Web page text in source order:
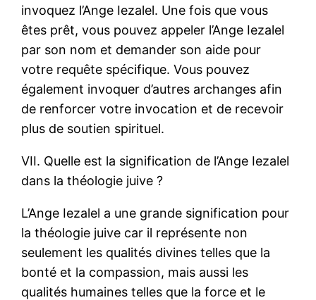
invoquez l’Ange Iezalel. Une fois que vous
êtes prêt, vous pouvez appeler l’Ange Iezalel
par son nom et demander son aide pour
votre requête spécifique. Vous pouvez
également invoquer d’autres archanges afin
de renforcer votre invocation et de recevoir
plus de soutien spirituel.
VII. Quelle est la signification de l’Ange Iezalel
dans la théologie juive ?
L’Ange Iezalel a une grande signification pour
la théologie juive car il représente non
seulement les qualités divines telles que la
bonté et la compassion, mais aussi les
qualités humaines telles que la force et le